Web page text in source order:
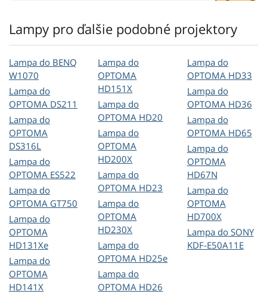
Lampy pro ďalšie podobné projektory
Lampa do BENQ
W1070
Lampa do
OPTOMA DS211
Lampa do
OPTOMA
DS316L
Lampa do
OPTOMA ES522
Lampa do
OPTOMA GT750
Lampa do
OPTOMA
HD131Xe
Lampa do
OPTOMA
HD141X
Lampa do
OPTOMA
HD151X
Lampa do
OPTOMA HD20
Lampa do
OPTOMA
HD200X
Lampa do
OPTOMA HD23
Lampa do
OPTOMA
HD230X
Lampa do
OPTOMA HD25e
Lampa do
OPTOMA HD26
Lampa do
OPTOMA HD33
Lampa do
OPTOMA HD36
Lampa do
OPTOMA HD65
Lampa do
OPTOMA
HD67N
Lampa do
OPTOMA
HD700X
Lampa do SONY
KDF-E50A11E